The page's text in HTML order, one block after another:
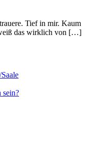
Tief in mir. Kaum
das wirklich von […]